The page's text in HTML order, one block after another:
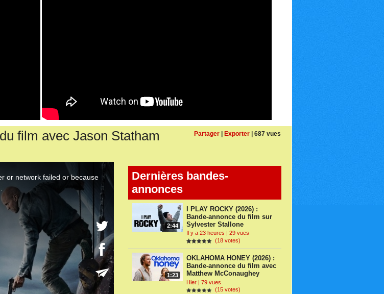
Partager | Exporter | 687 vues
film avec Jason Statham
Dernières bandes-
annonces
2:44
I PLAY ROCKY (2026) :
Bande-annonce du film sur
Sylvester Stallone
Il y a 23 heures | 29 vues
(18 votes)
1:23
OKLAHOMA HONEY (2026) :
Bande-annonce du film avec
Matthew McConaughey
Hier | 79 vues
(15 votes)